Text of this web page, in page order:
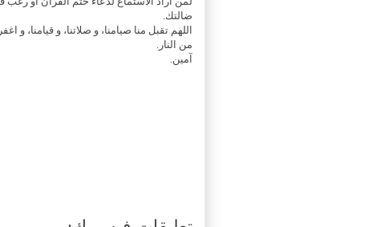
ضالتك.
اللهم تقبل منا صيامنا، و صلاتنا، و قيامنا،
من النار.
آمين.